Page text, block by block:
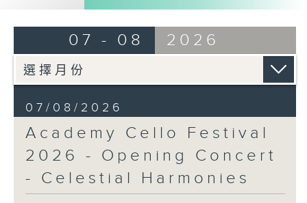
《雨》 (5’)
植松伸夫（葉進傑改編）
《最終幻想：米德加幻想》組曲 (15’)
香港演藝學院主辦
2026年4月18日香港演藝學院區永熙音樂廳
錄音
錄音由香港演藝學院提供
Ancient Melodies (Doming LAM
Moonlight over the Spring River
(12’)
The Lament of Lady Zhaojun (8’)
Doming LAM
Autumn Execution (20’)
The Insect World (22’)
Presented by the Hong Kong
Chinese Orchestra as part of the
07 - 08 2026
07/08/2026
Academy Cello Festival
2026 - Opening Concert
- Celestial Harmonies